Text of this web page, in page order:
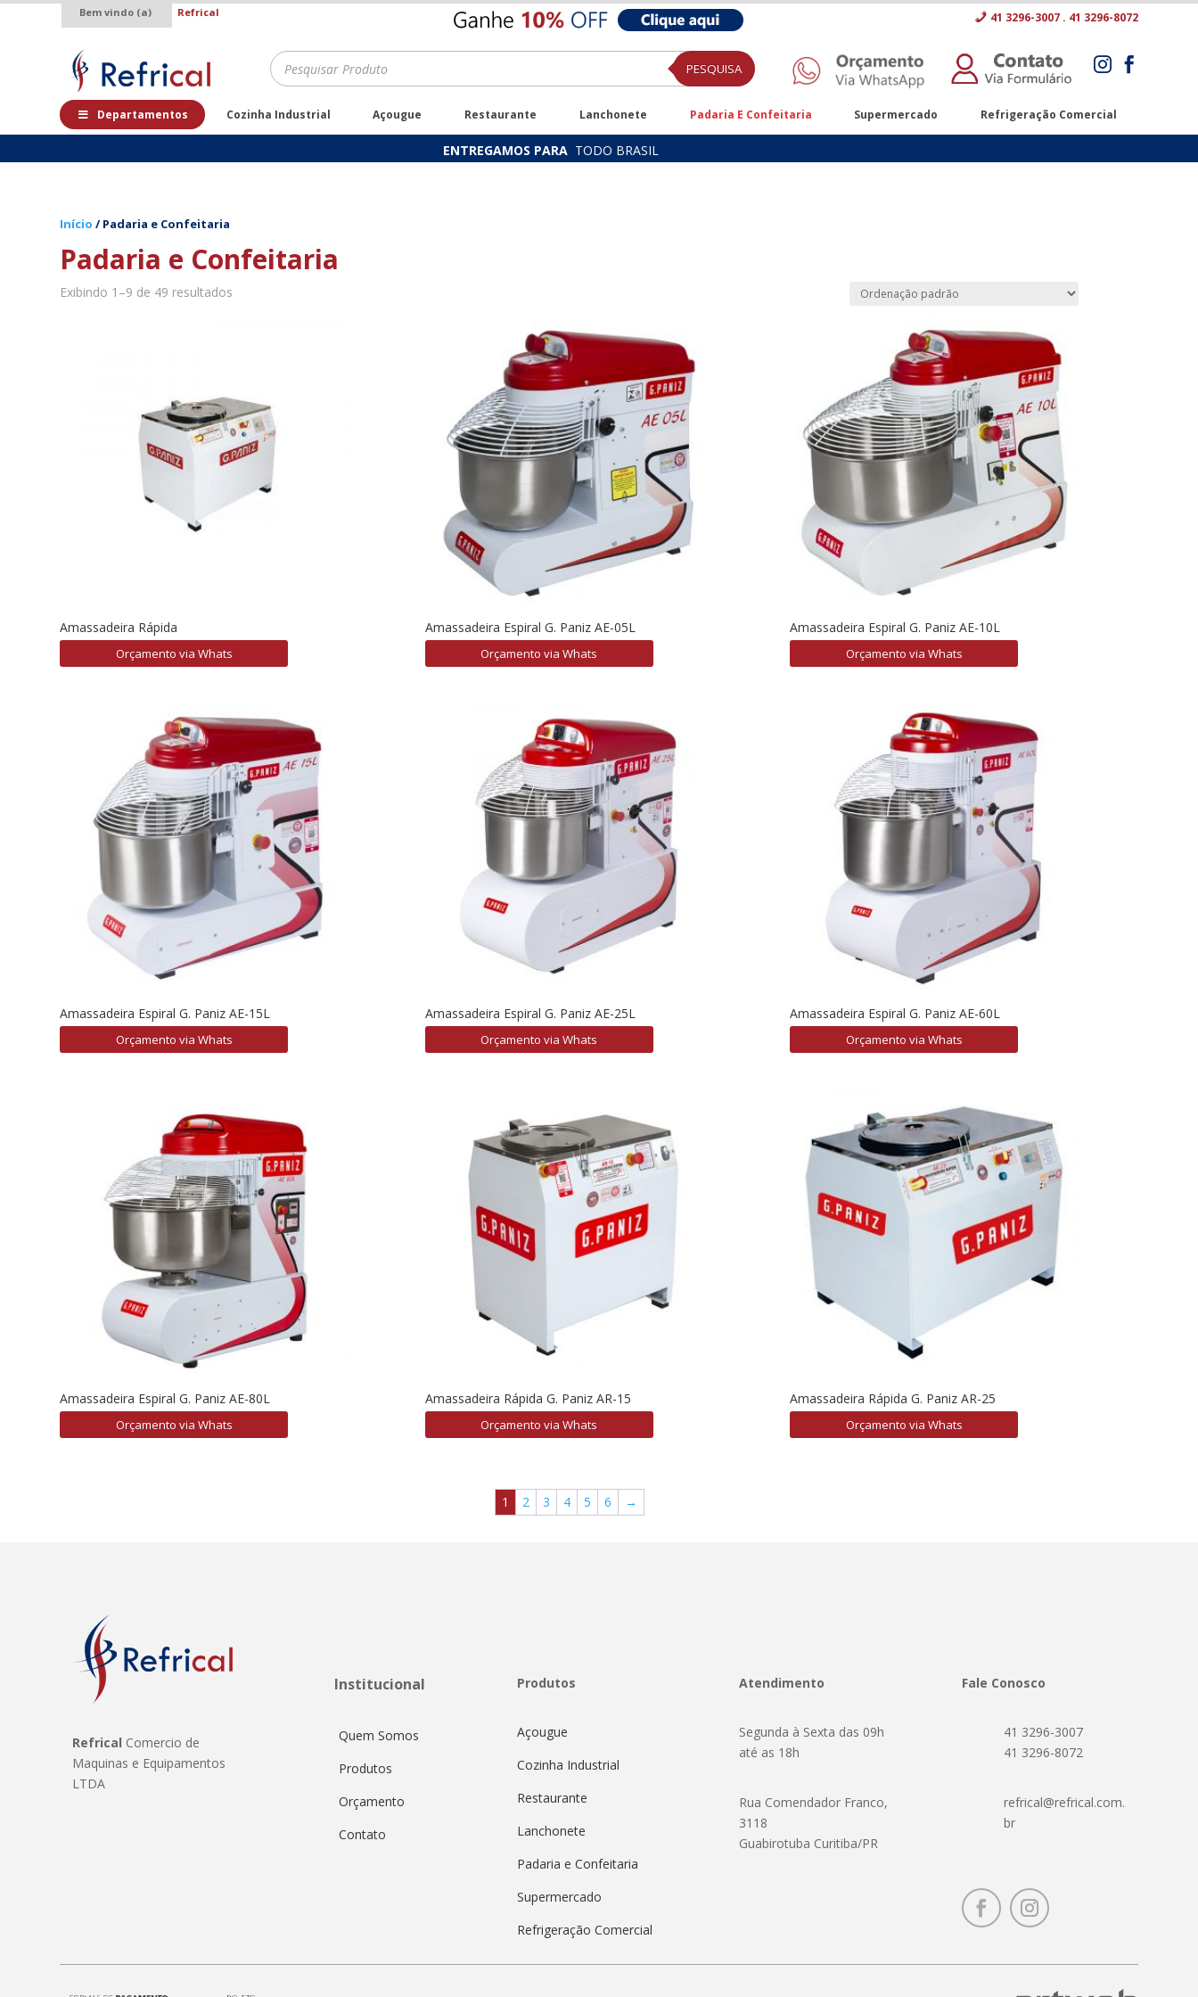
Bem vindo (a) Refrical 41 3296-3007 . 41 3296-8072
.
Pesquisar
produtos PESQUISA  
Departamentos Cozinha Industrial Açougue Restaurante Lanchonete Padaria E Confeitaria Supermercado Refrigeração Comercial
ENTREGAMOS PARA TODO BRASIL
Início / Padaria e Confeitaria
Padaria e Confeitaria
Exibindo 1–9 de 49 resultados
Amassadeira Rápida
Orçamento via Whats
Amassadeira Espiral G. Paniz AE-05L
Orçamento via Whats
Amassadeira Espiral G. Paniz AE-10L
Orçamento via Whats
Amassadeira Espiral G. Paniz AE-15L
Orçamento via Whats
Amassadeira Espiral G. Paniz AE-25L
Orçamento via Whats
Amassadeira Espiral G. Paniz AE-60L
Orçamento via Whats
Amassadeira Espiral G. Paniz AE-80L
Orçamento via Whats
Amassadeira Rápida G. Paniz AR-15
Orçamento via Whats
Amassadeira Rápida G. Paniz AR-25
Orçamento via Whats
1 2 3 4 5 6 →
Refrical Comercio de
Maquinas e Equipamentos
LTDA
Institucional
Quem Somos
Produtos
Orçamento
Contato
Produtos
Açougue
Cozinha Industrial
Restaurante
Lanchonete
Padaria e Confeitaria
Supermercado
Refrigeração Comercial
Atendimento
Segunda à Sexta das 09h
até as 18h
Rua Comendador Franco,
3118
Guabirotuba Curitiba/PR
Fale Conosco
41 3296-3007
41 3296-8072
refrical@refrical.com.
br